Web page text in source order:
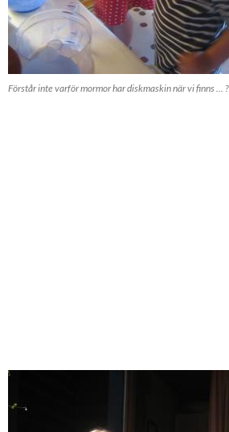
Förstår inte varför mormor har diskmaskin när vi finns ... ?